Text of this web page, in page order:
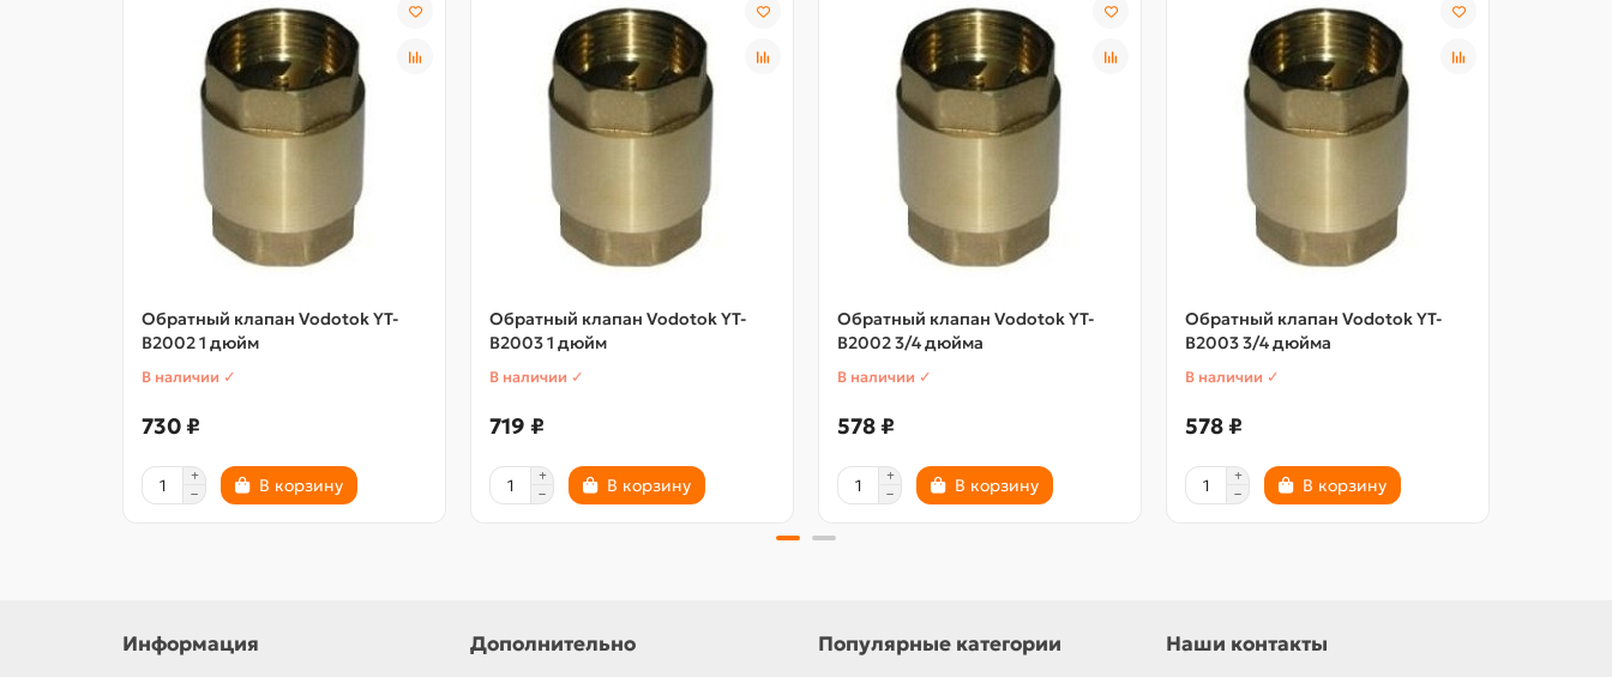
Обратный клапан Vodotok YT-
В2002 1 дюйм
В наличии ✓
730 ₽
В корзину
Обратный клапан Vodotok YT-
В2003 1 дюйм
В наличии ✓
719 ₽
В корзину
Обратный клапан Vodotok YT-
В2002 3/4 дюйма
В наличии ✓
578 ₽
В корзину
Обратный клапан Vodotok YT-
В2003 3/4 дюйма
В наличии ✓
578 ₽
В корзину
Информация Дополнительно Популярные категории Наши контакты